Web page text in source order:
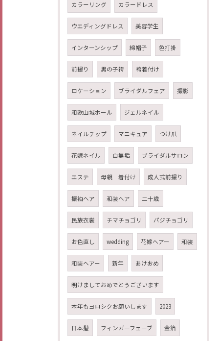
カラーリング カラードレス
ウエディングドレス 美容学生
インターンシップ 綿帽子 色打掛
前撮り 男の子袴 袴着付け
ロケーション ブライダルフェア 撮影
和歌山城ホール ジェルネイル
ネイルチップ マニキュア つけ爪
花嫁ネイル 白無垢 ブライダルサロン
エステ 母親 着付け 成人式前撮り
振袖ヘア 和装ヘア 二十歳
民族衣裳 チマチョゴリ パジチョゴリ
お色直し wedding 花嫁ヘアー 和装
和装ヘアー 新年 あけおめ
明けましておめでとうございます
本年もヨロシクお願いします 2023
日本髪 フィンガーフェーブ 金箔